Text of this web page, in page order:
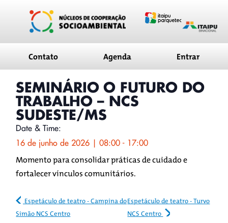
conteúdo
Contato Agenda Entrar
SEMINÁRIO O FUTURO DO
TRABALHO – NCS
SUDESTE/MS
Date & Time:
16 de junho de 2026 |08:00 - 17:00
Momento para consolidar práticas de cuidado e
fortalecer vínculos comunitários.
Espetáculo de teatro - Campina do
Simão NCS Centro
Espetáculo de teatro - Turvo
NCS Centro